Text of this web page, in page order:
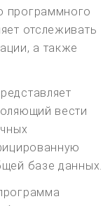
программного
отслеживать
а также
вести
базе данных.